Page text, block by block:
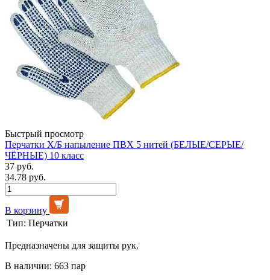
Быстрый просмотр
Перчатки Х/Б напыление ПВХ 5 нитей (БЕЛЫЕ/СЕРЫЕ/
ЧЁРНЫЕ) 10 класс
37 руб.
34.78 руб.
В корзину
Тип: Перчатки
Предназначены для защиты рук.
В наличии: 663 пар